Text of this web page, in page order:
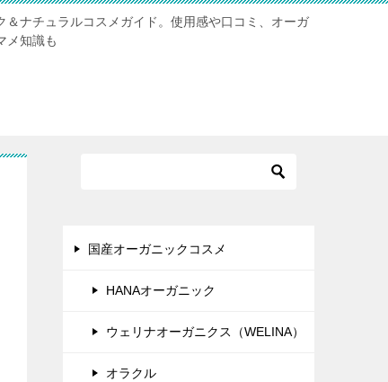
ナチュラルコスメガイド。使用感や口コミ、オーガ
メ知識も
国産オーガニックコスメ
HANAオーガニック
ウェリナオーガニクス（WELINA）
オラクル